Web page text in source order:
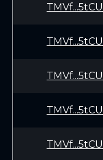
TMVf...5tCU
TMVf...5tCU
TMVf...5tCU
TMVf...5tCU
TMVf...5tCU